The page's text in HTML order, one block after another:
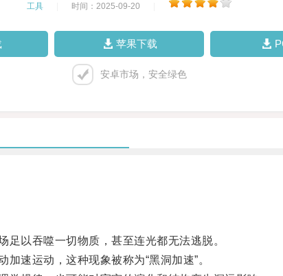
工具 时间：2025-09-20
苹果下载
安卓市场，安全绿色
以吞噬一切物质，甚至连光都无法逃脱。
速运动，这种现象被称为“黑洞加速”。